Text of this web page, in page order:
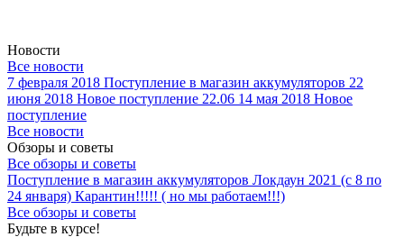
Новости
Все новости
7 февраля 2018 Поступление в магазин аккумуляторов 22
июня 2018 Новое поступление 22.06 14 мая 2018 Новое
поступление
Все новости
Обзоры и советы
Все обзоры и советы
Поступление в магазин аккумуляторов Локдаун 2021 (с 8 по
24 января) Карантин!!!!! ( но мы работаем!!!)
Все обзоры и советы
Будьте в курсе!